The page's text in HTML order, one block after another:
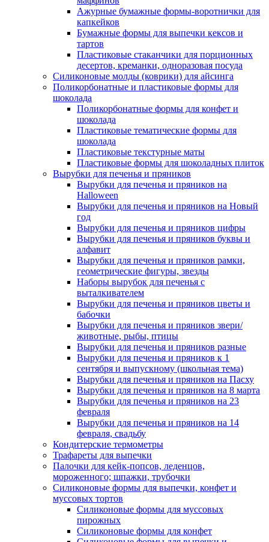
Ажурные бумажные формы-воротнички для
капкейков
Бумажные формы для выпечки кексов и
тартов
Пластиковые стаканчики для порционных
десертов, креманки, одноразовая посуда
Силиконовые молды (коврики) для айсинга
Поликорбонатные и пластиковые формы для
шоколада
Поликорбонатные формы для конфет и
шоколада
Пластиковые тематические формы для
шоколада
Пластиковые текстурные маты
Пластиковые формы для шоколадных плиток
Вырубки для печенья и пряников
Вырубки для печенья и пряников на
Halloween
Вырубки для печенья и пряников на Новый
год
Вырубки для печенья и пряников цифры
Вырубки для печенья и пряников буквы и
алфавит
Вырубки для печенья и пряников рамки,
геометрические фигуры, звезды
Наборы вырубок для печенья с
выталкивателем
Вырубки для печенья и пряников цветы и
бабочки
Вырубки для печенья и пряников звери/
животные, рыбы, птицы
Вырубки для печенья и пряников разные
Вырубки для печенья и пряников к 1
сентября и выпускному (школьная тема)
Вырубки для печенья и пряников на Пасху
Вырубки для печенья и пряников на 8 марта
Вырубки для печенья и пряников на 23
февраля
Вырубки для печенья и пряников на 14
февраля, свадьбу
Кондитерские термометры
Трафареты для выпечки
Палочки для кейк-попсов, леденцов,
мороженного; шпажки, трубочки
Силиконовые формы для выпечки, конфет и
муссовых тортов
Силиконовые формы для муссовых
пирожных
Силиконовые формы для конфет